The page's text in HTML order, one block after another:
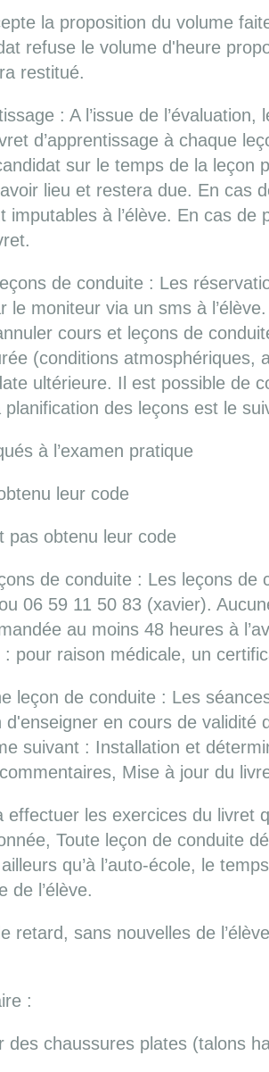
la proposition du volume
refuse le volume d'heure
restitué.
: A l’issue de
d’apprentissage à chaque
sur le temps de la leçon
lieu et restera due. En cas
imputables à l’élève. En cas
de conduite : Les
le moniteur via un sms à
cours et leçons de
(conditions
ultérieure. Il est possible de
des leçons est le
à l’examen pratique
leur code
pas obtenu leur code
de conduite : Les leçons de
06 59 11 50 83 (xavier).
au moins 48 heures à
pour raison médicale, un
leçon de conduite : Les
d'enseigner en cours de
suivant : Installation et
Mise à jour du
effectuer les exercices du livret
Toute leçon de conduite
qu’à l’auto-école, le
de l’élève.
retard, sans nouvelles de
:
des chaussures plates (talons